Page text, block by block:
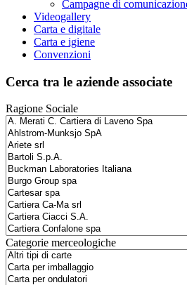
Campagne di
Videogallery
Carta e digitale
Carta e igiene
Convenzioni
Cerca tra le aziende associate
Ragione Sociale
Categorie merceologiche